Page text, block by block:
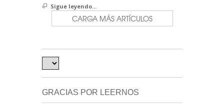
Sigue leyendo...
CARGA MÁS ARTÍCULOS
GRACIAS POR LEERNOS